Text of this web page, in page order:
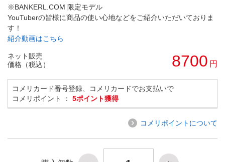
※BANKERL.COM 限定モデル
YouTuberの皆様に商品の使い心地などをご紹介いただいておりま
す！
紹介動画はこちら
ネット販売
価格（税込）
8700 円
コメリカード番号登録、コメリカードでお支払いで
コメリポイント ： 5ポイント獲得
コメリポイントについて